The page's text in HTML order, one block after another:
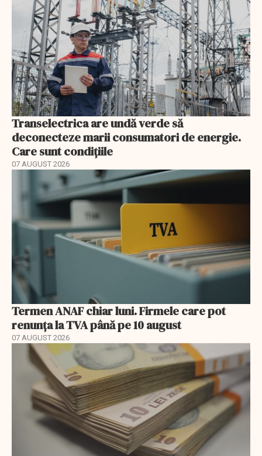
Transelectrica are undă verde să
deconecteze marii consumatori de energie.
Care sunt condițiile
07 AUGUST 2026
Termen ANAF chiar luni. Firmele care pot
renunța la TVA până pe 10 august
07 AUGUST 2026